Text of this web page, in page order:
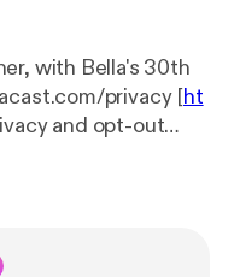
with Bella's 30th
days away... See acast.com/privacy [ht
and opt-out